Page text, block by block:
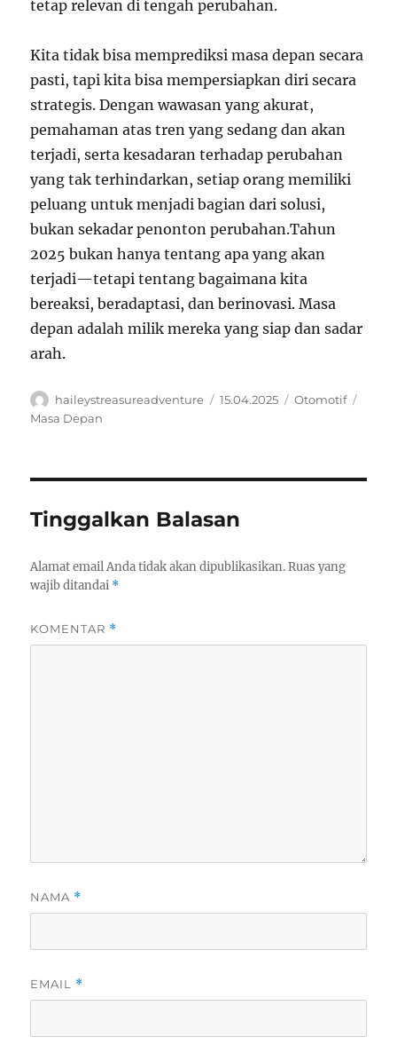
tetap relevan di tengah perubahan.
Kita tidak bisa memprediksi masa depan secara
pasti, tapi kita bisa mempersiapkan diri secara
strategis. Dengan wawasan yang akurat,
pemahaman atas tren yang sedang dan akan
terjadi, serta kesadaran terhadap perubahan
yang tak terhindarkan, setiap orang memiliki
peluang untuk menjadi bagian dari solusi,
bukan sekadar penonton perubahan.Tahun
2025 bukan hanya tentang apa yang akan
terjadi—tetapi tentang bagaimana kita
bereaksi, beradaptasi, dan berinovasi. Masa
depan adalah milik mereka yang siap dan sadar
arah.
Author
haileystreasureadventure
Posted
15.04.2025 Categories
Otomotif
Masa Depan
Tinggalkan Balasan
Alamat email Anda tidak akan dipublikasikan. Ruas yang
wajib ditandai *
KOMENTAR *
NAMA *
EMAIL *